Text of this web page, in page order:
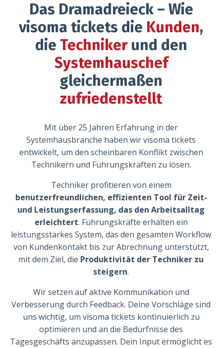
Das Dramadreieck – Wie
visoma tickets die Kunden,
die Techniker und den
Systemhauschef
gleichermaßen
zufriedenstellt
Mit über 25 Jahren Erfahrung in der
Systemhausbranche haben wir visoma tickets
entwickelt, um den scheinbaren Konflikt zwischen
Technikern und Führungskräften zu lösen.
Techniker profitieren von einem
benutzerfreundlichen, effizienten Tool für Zeit-
und Leistungserfassung, das den Arbeitsalltag
erleichtert. Führungskräfte erhalten ein
leistungsstarkes System, das den gesamten Workflow
von Kundenkontakt bis zur Abrechnung unterstützt,
mit dem Ziel, die Produktivität der Techniker zu
steigern.
Wir setzen auf aktive Kommunikation und
Verbesserung durch Feedback. Deine Vorschläge sind
uns wichtig, um visoma tickets kontinuierlich zu
optimieren und an die Bedürfnisse des
Tagesgeschäfts anzupassen. Dein Input ermöglicht es